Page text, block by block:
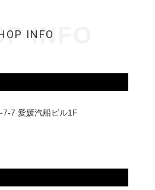
INFO
INFO
7 愛媛汽船ビル1F